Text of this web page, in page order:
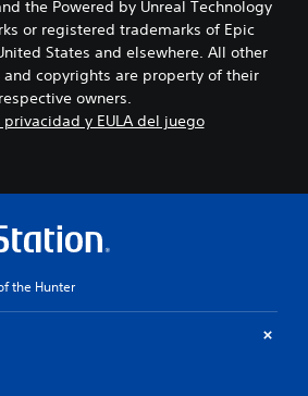
the Powered by Unreal Technology
or registered trademarks of Epic
States and elsewhere. All other
copyrights are property of their
respective owners.
y EULA del juego
the Hunter